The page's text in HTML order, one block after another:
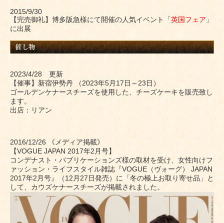
2015/9/30
【完売御礼】博多阪急様にて開催の人気イベント「英国フェア 」
に出展
2023/4/28 更新
【催事】新宿伊勢丹 （2023年5月17日～23日）
ゴールデンケナースチーズを使用した、チーズケーキを販売致し
ます。
出店：リアン
2016/12/26 《メディア掲載》
【VOGUE JAPAN 2017年2月号】
コンデナスト・パブリケーションズ様の取材を受け、女性向けフ
ァッション・ライフスタイル雑誌『VOGUE（ヴォーグ） JAPAN
2017年2月号』（12月27日発売）に「冬の極上お取り寄せ品」と
して、カウズケナースチーズが掲載されました。